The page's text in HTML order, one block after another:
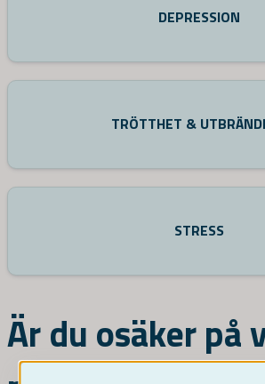
DEPRESSION
TRÖTTHET &
STRESS
Är du osäker på